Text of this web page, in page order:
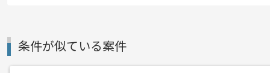
エージェントからのコ
今回は、現在運営しているゲームの保
条件が似ている案件